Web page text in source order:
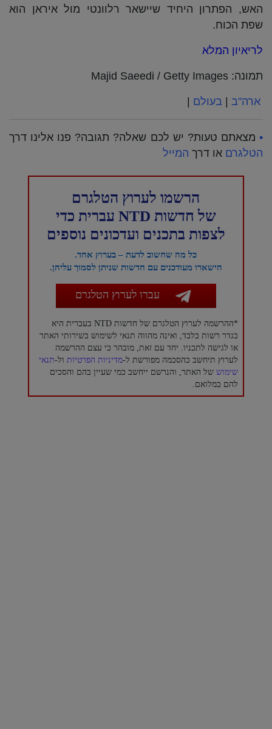
האש, הפתרון היחיד שיישאר רלוונטי מול איראן הוא
שפת הכוח.
לריאיון המלא
תמונה: Majid Saeedi / Getty Images
ארה"ב | בעולם |
• מצאתם טעות? יש לכם שאלה? תגובה? פנו אלינו דרך
הטלגרם או דרך המייל
הרשמו לערוץ הטלגרם
של חדשות NTD עברית כדי
לצפות בתכנים ועדכונים נוספים
כל מה שחשוב לדעת – בערוץ אחד.
הישארו מעודכנים עם חדשות שניתן לסמוך עליהן.
עברו לערוץ הטלגרם
*ההרשמה לערוץ הטלגרם של חדשות NTD בעברית היא
בגדר רשות בלבד, ואינה מהווה תנאי לשימוש בשירותי האתר
או לגישה לתכניו. יחד עם זאת, מובהר כי עצם ההרשמה
לערוץ תיחשב כהסכמה מפורשת ל-מדיניות הפרטיות ול-תנאי
שימוש של האתר, והנרשם ייחשב כמי שעיין בהם והסכים
להם במלואם.